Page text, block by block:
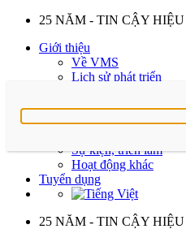
Skip
content
25 NĂM - TIN CẬY
Giới thiệu
Về VMS
Lịch sử phát triển
Chứng nhận
Hoạt động công ty
Sự kiện, triển lãm
Hoạt động khác
Tuyển dụng
25 NĂM - TIN CẬY